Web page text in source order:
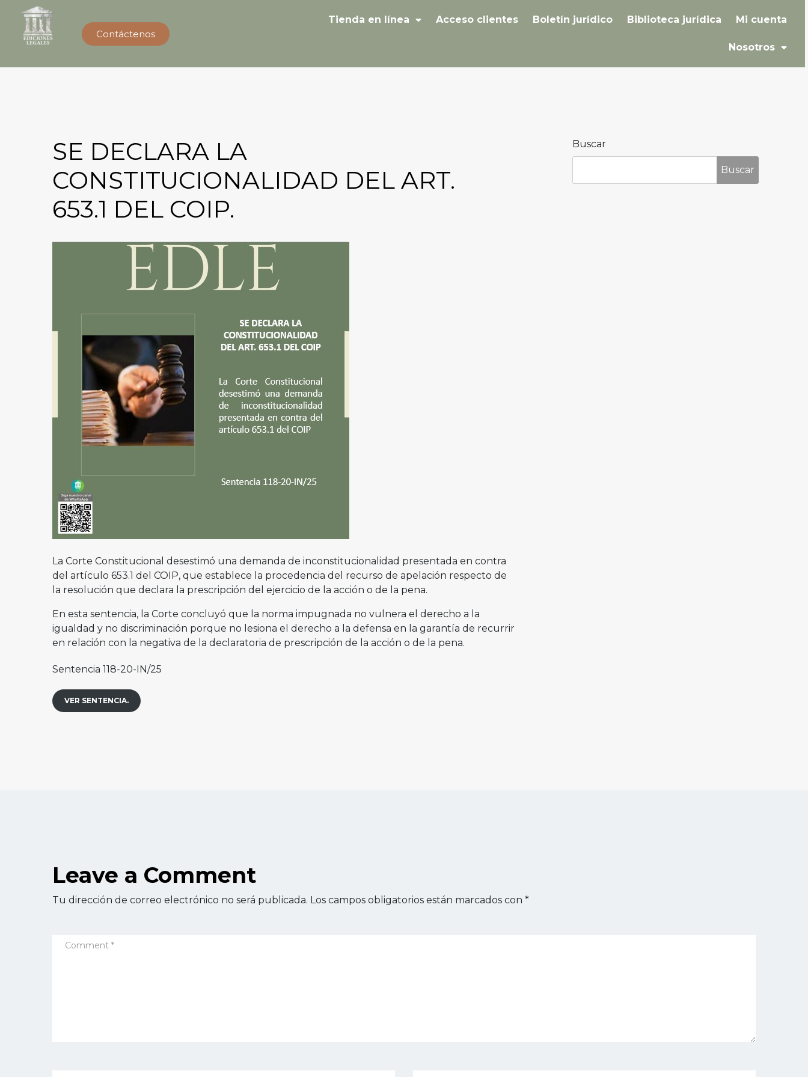
Contáctenos
Tienda en línea Acceso clientes Boletín jurídico Biblioteca jurídica Mi cuenta
Nosotros
Buscar
Buscar
SE DECLARA LA
CONSTITUCIONALIDAD DEL ART.
653.1 DEL COIP.
La Corte Constitucional desestimó una demanda de inconstitucionalidad presentada en contra
del artículo 653.1 del COIP, que establece la procedencia del recurso de apelación respecto de
la resolución que declara la prescripción del ejercicio de la acción o de la pena.
En esta sentencia, la Corte concluyó que la norma impugnada no vulnera el derecho a la
igualdad y no discriminación porque no lesiona el derecho a la defensa en la garantía de recurrir
en relación con la negativa de la declaratoria de prescripción de la acción o de la pena.
Sentencia 118-20-IN/25
VER SENTENCIA.
Leave a Comment
Tu dirección de correo electrónico no será publicada. Los campos obligatorios están marcados con *